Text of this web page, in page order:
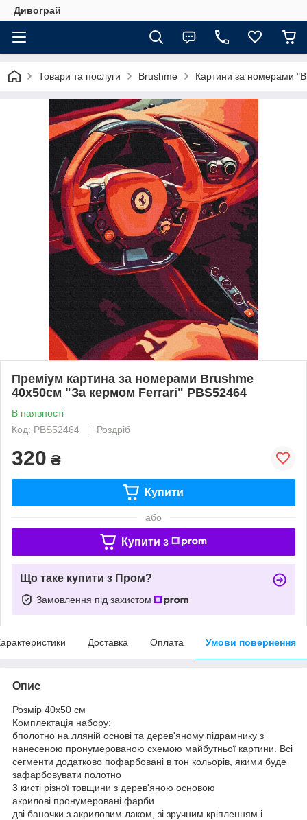
Дивограй
Товари та послуги Brushme Картини за номерами
Преміум картина за номерами Brushme
40x50см "За кермом Ferrari" PBS52464
В наявності
Код: PBS52464
Роздріб
320 ₴
Купити
або
Купити з
Що таке купити з Пром?
Замовлення під захистом
Доставка Оплата Умови повернення
Опис
Розмір 40x50 см
Комплектація набору:
бполотно на лляній основі та дерев'яному підрамнику з
нанесеною пронумерованою схемою майбутньої картини. Всі
сегменти додатково пофарбовані в тон кольорів, якими буде
зафарбовувати полотно
3 кисті різної товщини з дерев'яною основою
акрилові пронумеровані фарби
дві баночки з акриловим лаком, зі зручним кріпленням і